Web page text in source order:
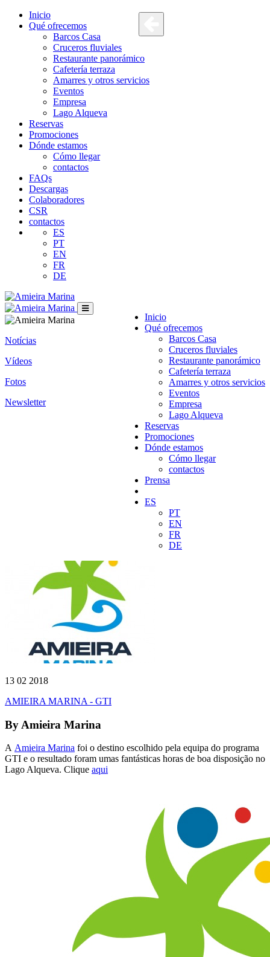
Inicio
Qué ofrecemos
Barcos Casa
Cruceros fluviales
Restaurante panorámico
Cafetería terraza
Amarres y otros servicios
Eventos
Empresa
Lago Alqueva
Reservas
Promociones
Dónde estamos
Cómo llegar
contactos
FAQs
Descargas
Colaboradores
CSR
contactos
ES
PT
EN
FR
DE
Inicio
Qué ofrecemos
Barcos Casa
Cruceros fluviales
Restaurante panorámico
Cafetería terraza
Amarres y otros servicios
Eventos
Empresa
Lago Alqueva
Reservas
Promociones
Dónde estamos
Cómo llegar
contactos
Prensa
ES
PT
EN
FR
DE
Notícias
Vídeos
Fotos
Newsletter
13 02 2018
AMIEIRA MARINA - GTI
By Amieira Marina
A Amieira Marina foi o destino escolhido pela equipa do programa
GTI e o resultado foram umas fantásticas horas de boa disposição no
Lago Alqueva. Clique aqui